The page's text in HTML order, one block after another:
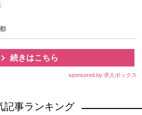
続きはこちら
sponsored by 求人ボックス
記事ランキング